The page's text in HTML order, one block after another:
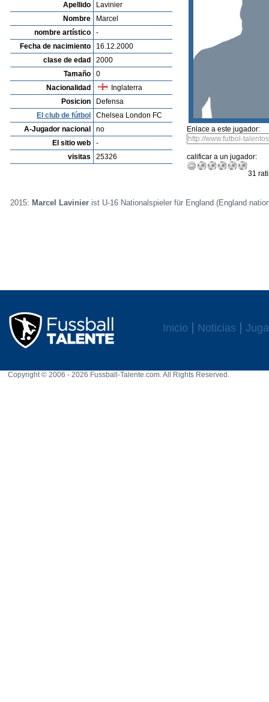
Apellido
Lavinier
Nombre
Marcel
nombre artístico
-
Fecha de nacimiento
16.12.2000
clase de edad
2000
Tamaño
0
Nacionalidad
Inglaterra
Posicion
Defensa
El club de fútbol
Chelsea London FC
A-Jugador nacional
no
El sitio web
-
visitas
25326
Enlace a este jugador:
calificar a un jugador:
31
2015: Marcel Lavinier ist U-16 Nationalspieler für England (England
Inicio Noticias
Copyright © 2006 - 2026 Fussball-Talente.com. All Rights Reserved.